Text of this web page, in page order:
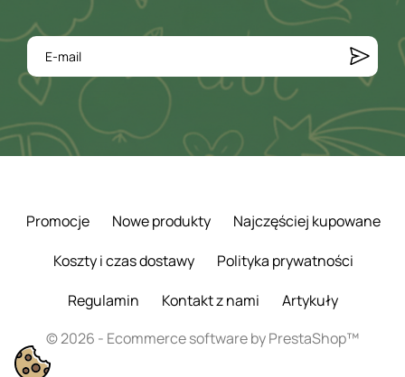
Promocje Nowe produkty
Najczęściej kupowane
Koszty i czas dostawy
Polityka prywatności
Regulamin
Kontakt z nami
Artykuły
© 2026 - Ecommerce software by PrestaShop™